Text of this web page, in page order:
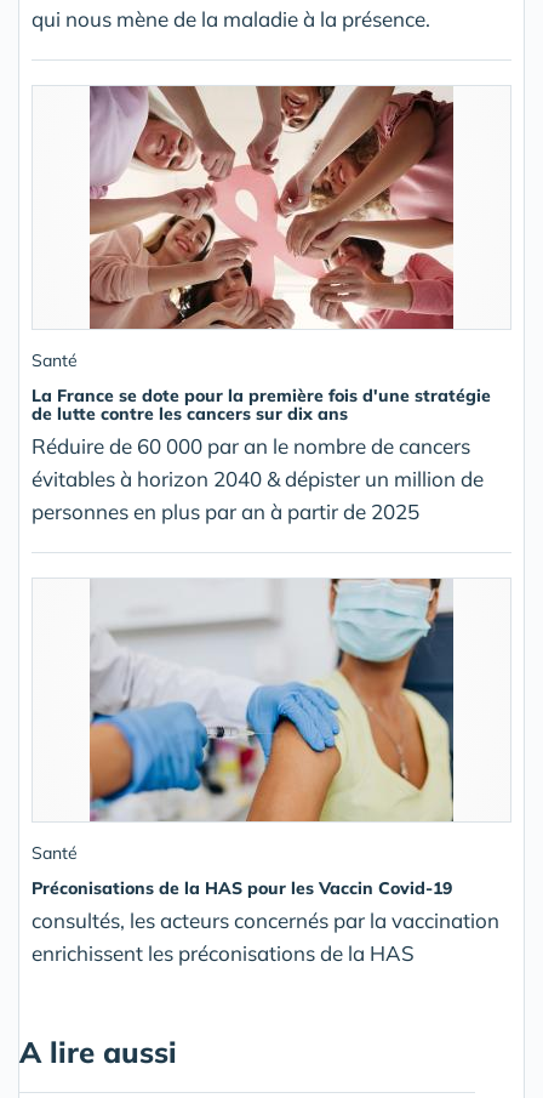
qui nous mène de la maladie à la présence.
Santé
La France se dote pour la première fois d'une stratégie
de lutte contre les cancers sur dix ans
Réduire de 60 000 par an le nombre de cancers
évitables à horizon 2040 & dépister un million de
personnes en plus par an à partir de 2025
Santé
Préconisations de la HAS pour les Vaccin Covid-19
consultés, les acteurs concernés par la vaccination
enrichissent les préconisations de la HAS
A lire aussi